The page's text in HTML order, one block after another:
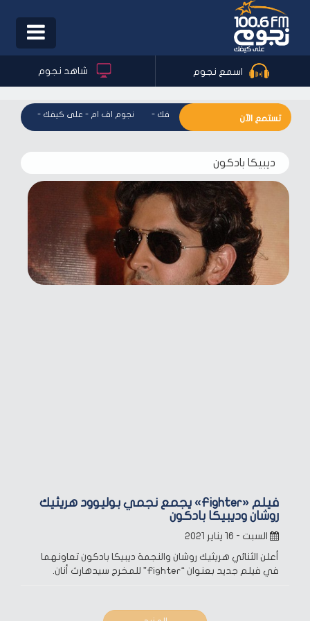
Toggle
اسمع نجوم شاهد نجوم
تستمع الآن -نجوم اف ام - على كيفك -نجوم اف ام - على كيفك نجوم
ديبيكا بادكون
فيلم «Fighter» يجمع نجمي بوليوود هريثيك
روشان وديبيكا بادكون
السبت - ١٦ يناير ٢٠٢١
أعلن الثنائي هريثيك روشان والنجمة ديبيكا بادكون تعاونهما
في فيلم جديد بعنوان “Fighter” للمخرج سيدهارث أنان.